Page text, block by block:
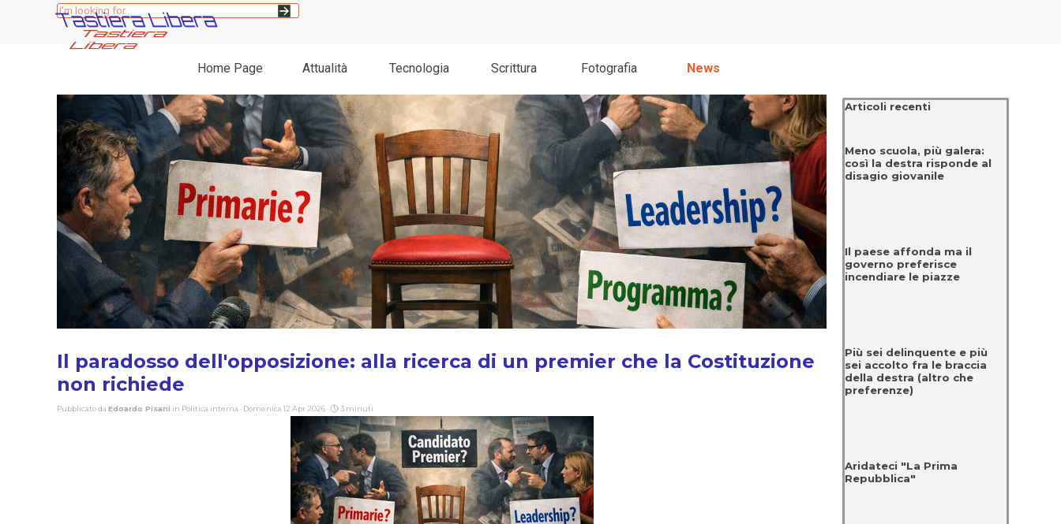
Vai ai contenuti
Tastiera Libera
Home Page
Attualità Tecnologia Scrittura Fotografia News
Il paradosso dell'opposizione: alla ricerca di un premier che la Costituzione
non richiede
Pubblicato da Edoardo Pisani in Politica interna · Domenica 12 Apr 2026 · 3 minuti
Salta blocco Articoli recenti
Articoli recenti
Meno scuola, più galera:
così la destra risponde al
disagio giovanile
Il paese affonda ma il
governo preferisce
incendiare le piazze
Più sei delinquente e più
sei accolto fra le braccia
della destra (altro che
preferenze)
Aridateci "La Prima
Repubblica"